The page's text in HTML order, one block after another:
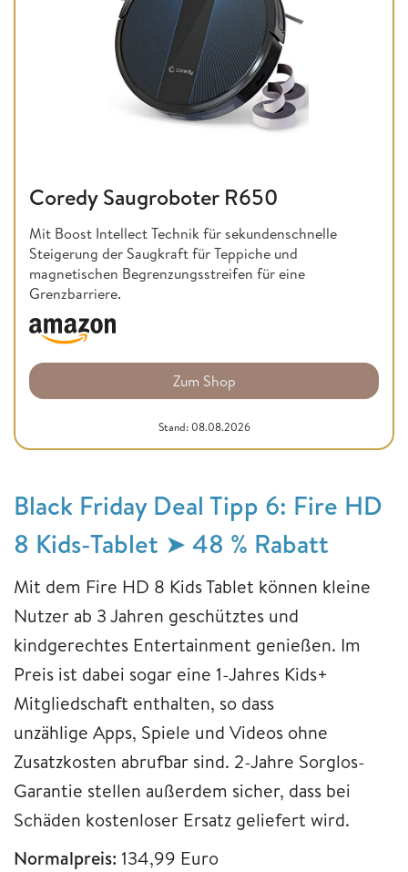
Coredy Saugroboter R650
Mit Boost Intellect Technik für sekundenschnelle
Steigerung der Saugkraft für Teppiche und
magnetischen Begrenzungsstreifen für eine
Grenzbarriere.
Zum Shop
Stand: 08.08.2026
Black Friday Deal Tipp 6: Fire HD
8 Kids-Tablet ➤ 48 % Rabatt
Mit dem Fire HD 8 Kids Tablet können kleine
Nutzer ab 3 Jahren geschütztes und
kindgerechtes Entertainment genießen. Im
Preis ist dabei sogar eine 1-Jahres Kids+
Mitgliedschaft enthalten, so dass
unzählige Apps, Spiele und Videos ohne
Zusatzkosten abrufbar sind. 2-Jahre Sorglos-
Garantie stellen außerdem sicher, dass bei
Schäden kostenloser Ersatz geliefert wird.
Normalpreis: 134,99 Euro